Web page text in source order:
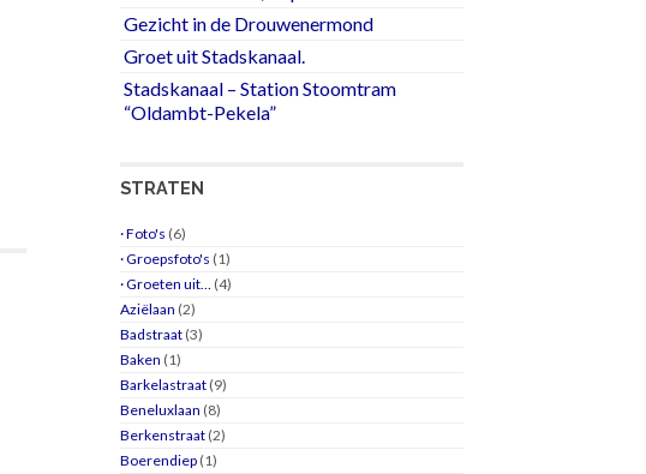
Gezicht in de Drouwenermond
Groet uit Stadskanaal.
Stadskanaal – Station Stoomtram
“Oldambt-Pekela”
STRATEN
· Foto's (6)
· Groepsfoto's (1)
· Groeten uit… (4)
Aziëlaan (2)
Badstraat (3)
Baken (1)
Barkelastraat (9)
Beneluxlaan (8)
Berkenstraat (2)
Boerendiep (1)